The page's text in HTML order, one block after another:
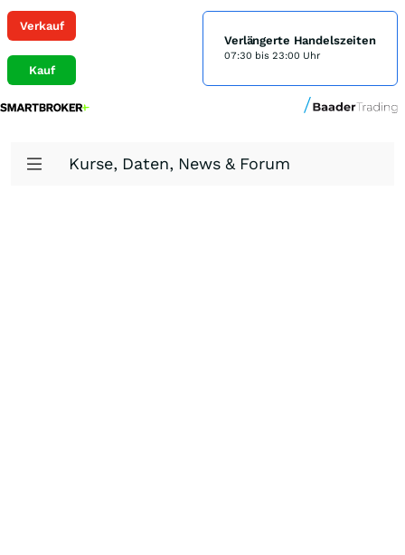
Verkauf
Kauf
Verlängerte Handelszeiten
07:30 bis 23:00 Uhr
Kurse, Daten, News & Forum